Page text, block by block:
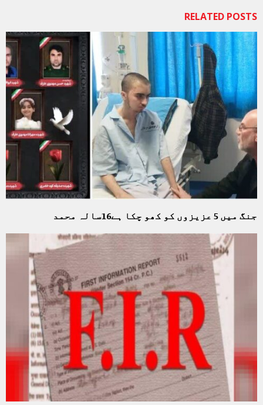
RELATED POSTS
جنگ میں 5 عزیزوں کو کھو چکا ہے16سالہ محمد